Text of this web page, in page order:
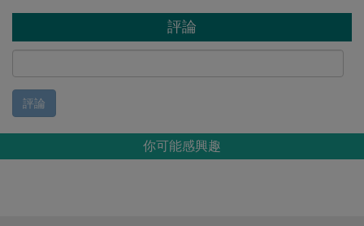
評論
評論
你可能感興趣